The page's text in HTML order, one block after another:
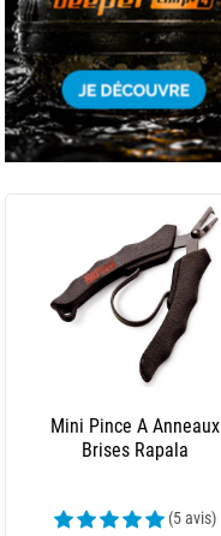
Mini Pince A Anneaux
Brises Rapala
(5 avis)